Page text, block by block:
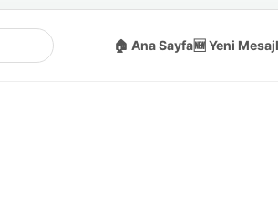
🏠 Ana Sayfa🆕 Yeni